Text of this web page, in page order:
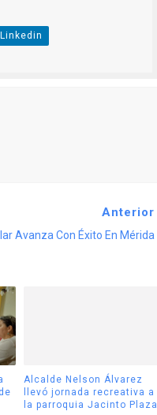
Linkedin
Anterior
Avanza Con Éxito En Mérida
Alcalde Nelson Álvarez
llevó jornada recreativa a
la parroquia Jacinto Plaza